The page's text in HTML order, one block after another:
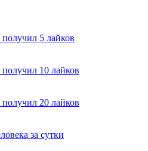
получил 5 лайков
получил 10 лайков
получил 20 лайков
за сутки